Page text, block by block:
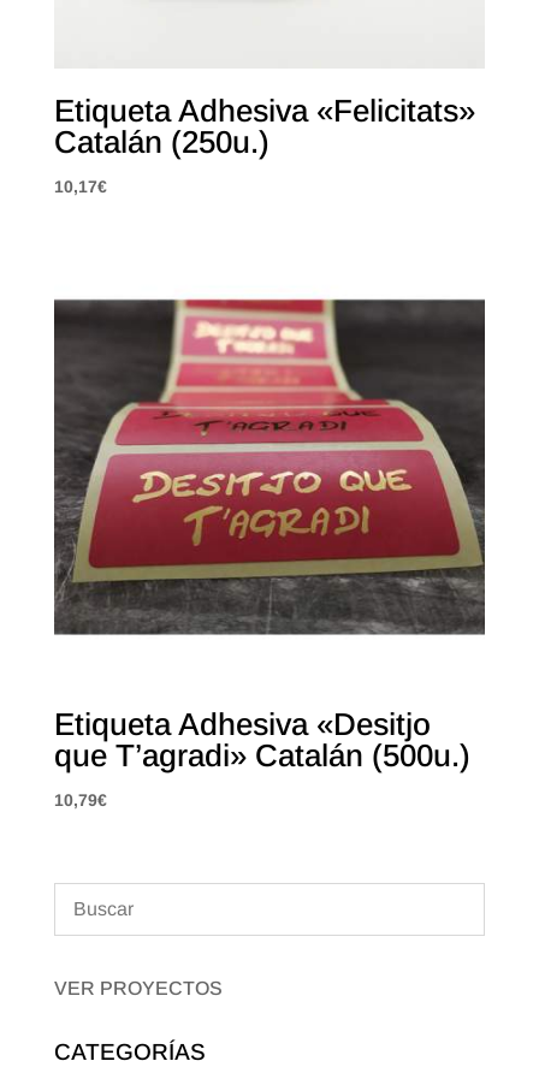
Etiqueta Adhesiva «Felicitats»
Catalán (250u.)
10,17€
Etiqueta Adhesiva «Desitjo
que T’agradi» Catalán (500u.)
10,79€
VER PROYECTOS
CATEGORÍAS